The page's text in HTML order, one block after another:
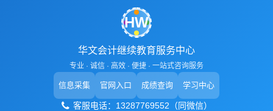
HW
华文会计继续教育服务中心
专业 · 诚信 · 高效 · 便捷 · 一站式咨询服务
信息采集 官网入口 成绩查询 学习中心
客服电话：13287769552（同微信）